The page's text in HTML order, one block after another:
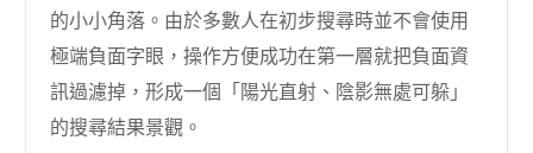
的小小角落。由於多數人在初步搜尋時並不會使用
極端負面字眼，操作方便成功在第一層就把負面資
訊過濾掉，形成一個「陽光直射、陰影無處可躲」
的搜尋結果景觀。